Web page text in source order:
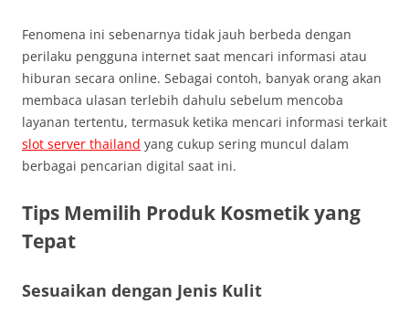
Fenomena ini sebenarnya tidak jauh berbeda dengan
perilaku pengguna internet saat mencari informasi atau
hiburan secara online. Sebagai contoh, banyak orang akan
membaca ulasan terlebih dahulu sebelum mencoba
layanan tertentu, termasuk ketika mencari informasi terkait
slot server thailand yang cukup sering muncul dalam
berbagai pencarian digital saat ini.
Tips Memilih Produk Kosmetik yang
Tepat
Sesuaikan dengan Jenis Kulit